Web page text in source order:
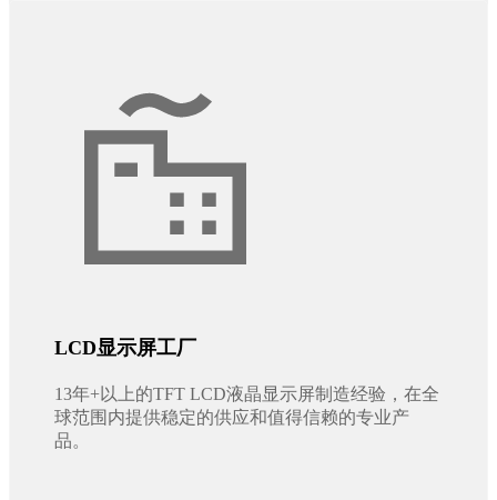
LCD显示屏工厂
13年+以上的TFT LCD液晶显示屏制造经验，在全
球范围内提供稳定的供应和值得信赖的专业产
品。